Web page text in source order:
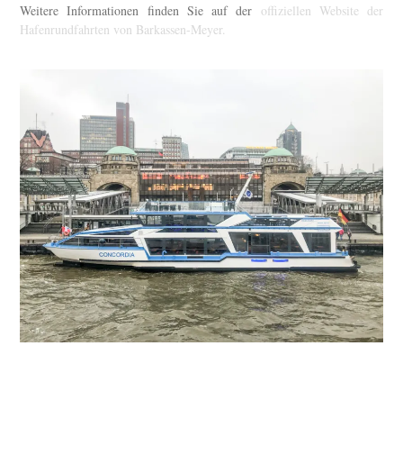
Weitere Informationen finden Sie auf der offiziellen Website der
Hafenrundfahrten von Barkassen-Meyer.